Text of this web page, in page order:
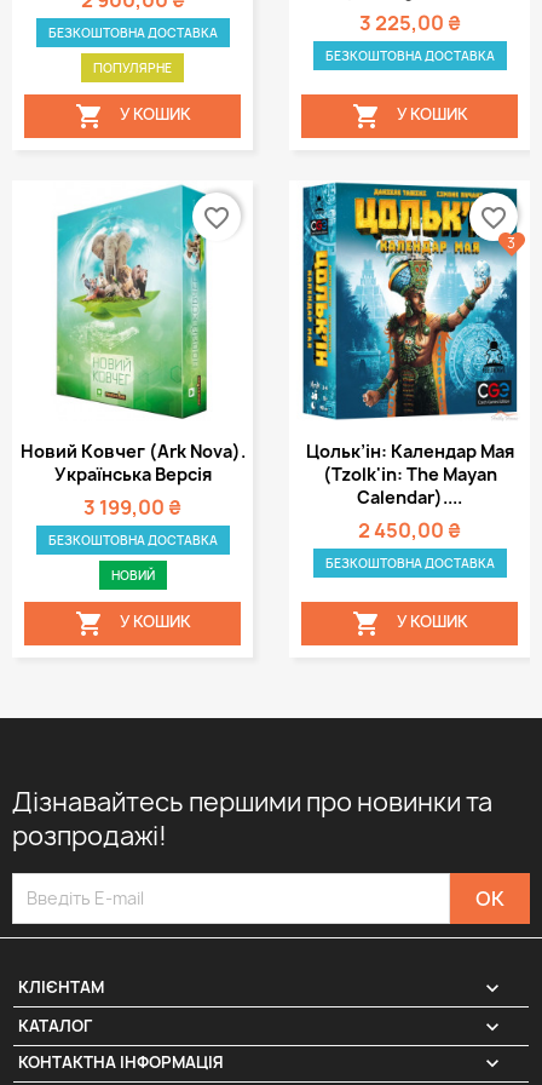
БЕЗКОШТОВНА ДОСТАВКА
ПОПУЛЯРНЕ
 У КОШИК
3 225,00 ₴
БЕЗКОШТОВНА ДОСТАВКА
 У КОШИК
Новий Ковчег (Ark Nova).
Українська Версія
3 199,00 ₴
БЕЗКОШТОВНА ДОСТАВКА
НОВИЙ
 У КОШИК
favorite_border
Цольк’ін: Календар Мая
(Tzolk'in: The Mayan
Calendar)....
2 450,00 ₴
БЕЗКОШТОВНА ДОСТАВКА
 У КОШИК
favorite_border
3
Дізнавайтесь першими про новинки та
розпродажі!
КЛІЄНТАМ 
КАТАЛОГ 
КОНТАКТНА ІНФОРМАЦІЯ keyboard_arrow_down